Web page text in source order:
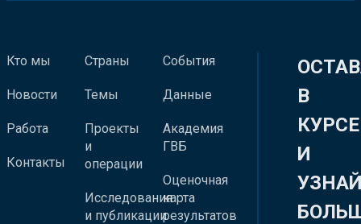
Кто мы
Новости
Работа
Контакты
Страны
Темы
Проекты
и
операции
Исследования
и публикации
События
Данные
Академия
ГВБ
Оценочная
карта
результатов
В
КУРСЕ
И